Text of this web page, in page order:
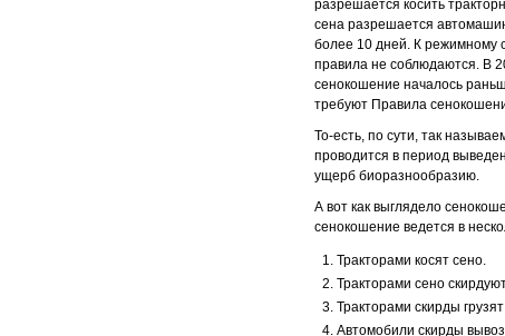
разрешается косить
сена разрешается
более 10 дней. К режимному
правила не соблюдаются. В
сенокошение началось
требуют Правила
То-есть, по сути, так
проводится в период
ущерб биоразнообразию.
А вот как выглядело
сенокошение ведется в
Тракторами косят сено.
Тракторами сено
Тракторами скирды
Автомобили скирды